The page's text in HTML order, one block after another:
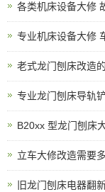
各类机床设备大修
专业机床设备大修
老式龙门刨床改造
专业龙门刨床导轨
B20xx 型龙门刨床
立车大修改造需要
旧龙门刨床电器翻